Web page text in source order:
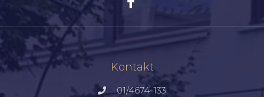
Kontakt
01/4674-133